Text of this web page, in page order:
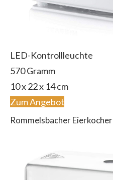
LED-Kontrollleuchte
570 Gramm
10 x 22 x 14 cm
Zum Angebot
Rommelsbacher Eierkocher